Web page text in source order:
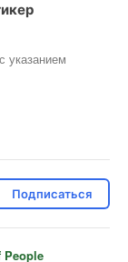
указанием
Подписаться
People